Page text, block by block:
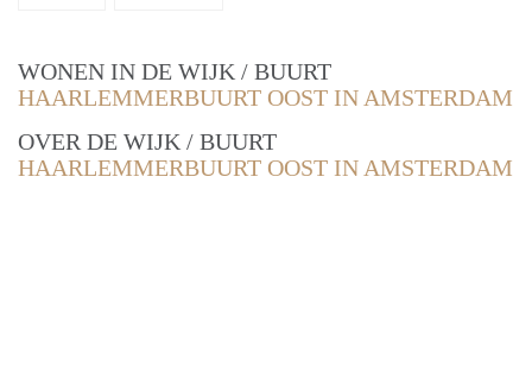
WONEN IN DE WIJK / BUURT
HAARLEMMERBUURT OOST IN AMSTERDAM
OVER DE WIJK / BUURT
HAARLEMMERBUURT OOST IN AMSTERDAM